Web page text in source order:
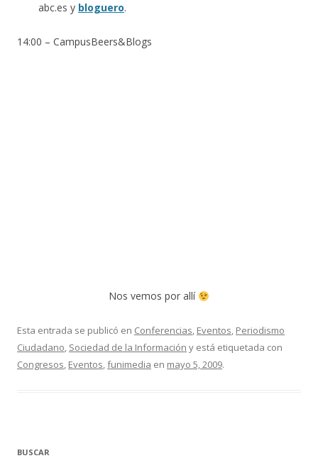
abc.es y bloguero.
14:00 – CampusBeers&Blogs
Nos vemos por allí
Esta entrada se publicó en Conferencias, Eventos, Periodismo
Ciudadano, Sociedad de la Información y está etiquetada con
Congresos, Eventos,funimedia en mayo 5, 2009.
BUSCAR